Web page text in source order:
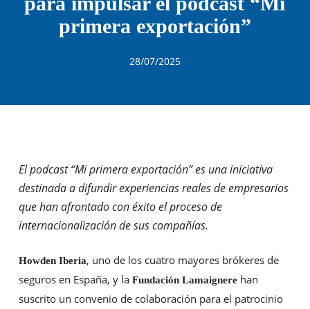
primera exportación”
28/07/2025
El podcast “Mi primera exportación” es una iniciativa
destinada a difundir experiencias reales de empresarios
que han afrontado con éxito el proceso de
internacionalización de sus compañías.
Howden Iberia, uno de los cuatro mayores brókeres de
seguros en España, y la Fundación Lamaignere han
suscrito un convenio de colaboración para el patrocinio